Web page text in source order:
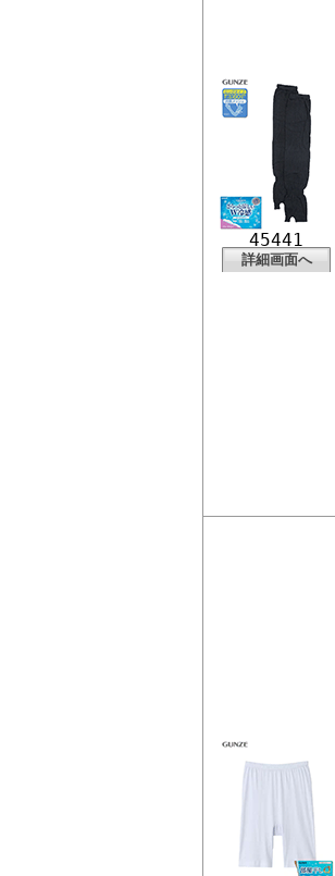
45441
詳細画面へ